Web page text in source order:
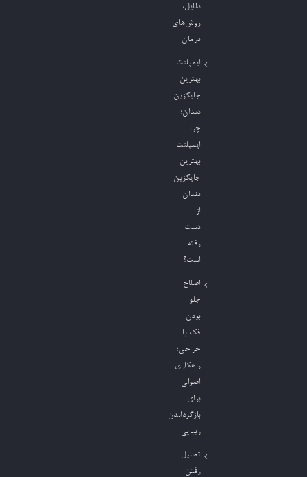
دلایل،
روش‌های
درمان
ایمپلنت
بهترین
جایگزین
دندان؛
چرا
ایمپلنت
بهترین
جایگزین
دندان
از
دست
رفته
است؟
اصلاح
جلو
بودن
فک با
جراحی؛
راهکاری
اصولی
برای
بازگرداندن
زیبایی
تحلیل
رفتن